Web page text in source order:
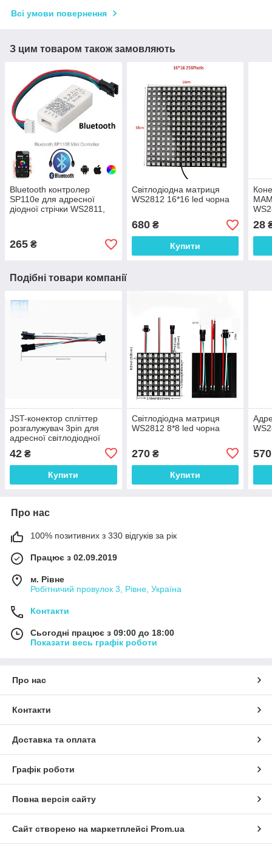
Всі умови повернення
З цим товаром також замовляють
Bluetooth контролер
SP110e для адресної
діодної стрічки WS2811,
265 ₴
Світлодіодна матриця
WS2812 16*16 led чорна
680₴
Купити
28
Подібні товари компанії
JST-конектор спліттер
розгалужувач 3pin для
адресної світлодіодної
стрічки WS2811, WS2812b,
WS2813
42 ₴
Купити
Світлодіодна матриця
WS2812 8*8 led чорна
270₴
Купити
570
Про нас
100% позитивних з 330 відгуків за рік
Працює з 02.09.2019
м. Рівне
Робітничий провулок 3, Рівне, Україна
Контакти
Сьогодні працює з 09:00 до 18:00
Показати весь графік роботи
Про нас
Контакти
Доставка та оплата
Графік роботи
Повна версія сайту
Сайт створено на маркетплейсі Prom.ua